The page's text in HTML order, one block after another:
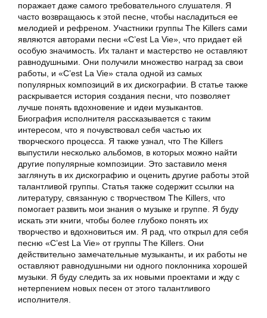
поражает даже самого требовательного слушателя. Я
часто возвращаюсь к этой песне, чтобы насладиться ее
мелодией и рефреном. Участники группы The Killers сами
являются авторами песни «C’est La Vie», что придает ей
особую значимость. Их талант и мастерство не оставляют
равнодушными. Они получили множество наград за свои
работы, и «C’est La Vie» стала одной из самых
популярных композиций в их дискографии. В статье также
раскрывается история создания песни, что позволяет
лучше понять вдохновение и идеи музыкантов.
Биография исполнителя рассказывается с таким
интересом, что я почувствовал себя частью их
творческого процесса. Я также узнал, что The Killers
выпустили несколько альбомов, в которых можно найти
другие популярные композиции. Это заставило меня
заглянуть в их дискографию и оценить другие работы этой
талантливой группы. Статья также содержит ссылки на
литературу, связанную с творчеством The Killers, что
помогает развить мои знания о музыке и группе. Я буду
искать эти книги, чтобы более глубоко понять их
творчество и вдохновиться им. Я рад, что открыл для себя
песню «C’est La Vie» от группы The Killers. Они
действительно замечательные музыканты, и их работы не
оставляют равнодушными ни одного поклонника хорошей
музыки. Я буду следить за их новыми проектами и жду с
нетерпением новых песен от этого талантливого
исполнителя.